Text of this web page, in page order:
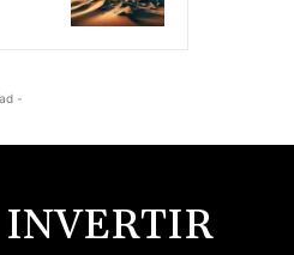
-
INVERTIR